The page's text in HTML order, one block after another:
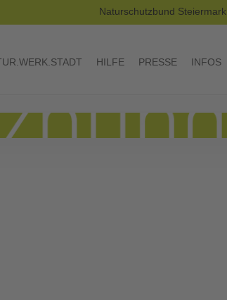
Naturschutzbund Steiermark
HILFE PRESSE INFOS